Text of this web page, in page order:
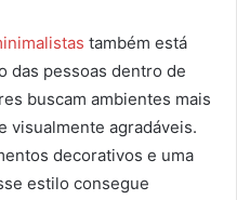
também está
das pessoas dentro de
buscam ambientes mais
visualmente agradáveis.
decorativos e uma
estilo consegue